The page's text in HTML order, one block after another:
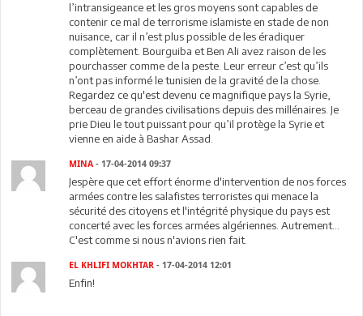
l’intransigeance et les gros moyens sont capables de
contenir ce mal de terrorisme islamiste en stade de non
nuisance, car il n’est plus possible de les éradiquer
complètement. Bourguiba et Ben Ali avez raison de les
pourchasser comme de la peste. Leur erreur c’est qu’ils
n’ont pas informé le tunisien de la gravité de la chose.
Regardez ce qu'est devenu ce magnifique pays la Syrie,
berceau de grandes civilisations depuis des millénaires. Je
prie Dieu le tout puissant pour qu’il protège la Syrie et
vienne en aide à Bashar Assad.
MINA - 17-04-2014 09:37
Jespère que cet effort énorme d'intervention de nos forces
armées contre les salafistes terroristes qui menace la
sécurité des citoyens et l'intégrité physique du pays est
concerté avec les forces armées algériennes. Autrement...
C'est comme si nous n'avions rien fait.
EL KHLIFI MOKHTAR - 17-04-2014 12:01
Enfin!